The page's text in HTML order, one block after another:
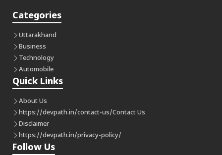
Categories
Uttarakhand
Business
Technology
Automobile
Quick Links
About Us
https://devpath.in/contact-us/Contact Us
Disclaimer
https://devpath.in/privacy-policy/
Follow Us